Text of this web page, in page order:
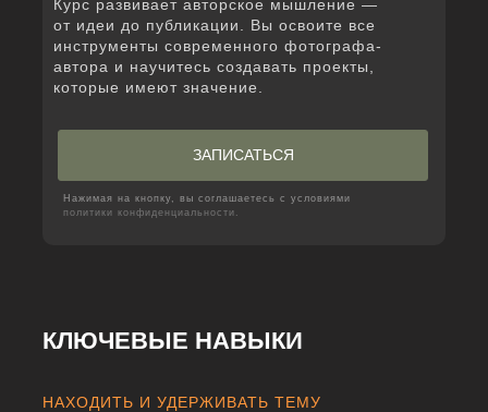
ЗАПИСАТЬСЯ
Нажимая на кнопку, вы соглашаетесь с условиями
политики конфиденциальности.
Курс развивает авторское мышление —
от идеи до публикации. Вы освоите все
инструменты современного фотографа-
автора и научитесь создавать проекты,
которые имеют значение.
КЛЮЧЕВЫЕ НАВЫКИ
НАХОДИТЬ И УДЕРЖИВАТЬ ТЕМУ